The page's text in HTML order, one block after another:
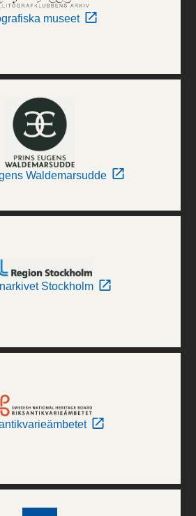
museet
Waldemarsudde
Stockholm